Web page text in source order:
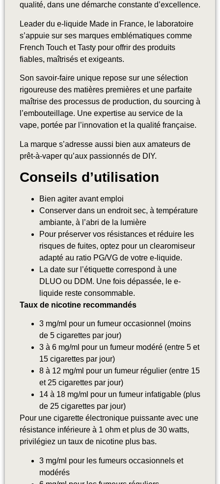
qualité, dans une démarche constante d’excellence.
Leader du e-liquide Made in France, le laboratoire
s’appuie sur ses marques emblématiques comme
French Touch et Tasty pour offrir des produits
fiables, maîtrisés et exigeants.
Son savoir-faire unique repose sur une sélection
rigoureuse des matières premières et une parfaite
maîtrise des processus de production, du sourcing à
l’embouteillage. Une expertise au service de la
vape, portée par l’innovation et la qualité française.
La marque s’adresse aussi bien aux amateurs de
prêt-à-vaper qu’aux passionnés de DIY.
Conseils d’utilisation
Bien agiter avant emploi
Conserver dans un endroit sec, à température
ambiante, à l’abri de la lumière
Pour préserver vos résistances et réduire les
risques de fuites, optez pour un clearomiseur
adapté au ratio PG/VG de votre e-liquide.
La date sur l’étiquette correspond à une
DLUO ou DDM. Une fois dépassée, le e-
liquide reste consommable.
Taux de nicotine recommandés
3 mg/ml pour un fumeur occasionnel (moins
de 5 cigarettes par jour)
3 à 6 mg/ml pour un fumeur modéré (entre 5 et
15 cigarettes par jour)
8 à 12 mg/ml pour un fumeur régulier (entre 15
et 25 cigarettes par jour)
14 à 18 mg/ml pour un fumeur infatigable (plus
de 25 cigarettes par jour)
Pour une cigarette électronique puissante avec une
résistance inférieure à 1 ohm et plus de 30 watts,
privilégiez un taux de nicotine plus bas.
3 mg/ml pour les fumeurs occasionnels et
modérés